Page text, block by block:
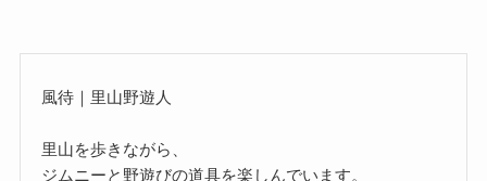
風待｜里山野遊人
里山を歩きながら、
ジムニーと野遊びの道具を楽しんでいます。